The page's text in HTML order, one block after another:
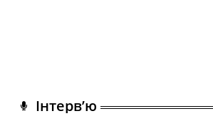
Інтерв’ю